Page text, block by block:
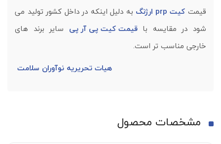
قیمت کیت prp ارژنگ
به دلیل اینکه در داخل کشور تولید می
شود در مقایسه باقیمت کیت پی آر پی سایر برند های
خارجی مناسب تر است.
هیات تحریریه نوآوران سلامت
مشخصات محصول